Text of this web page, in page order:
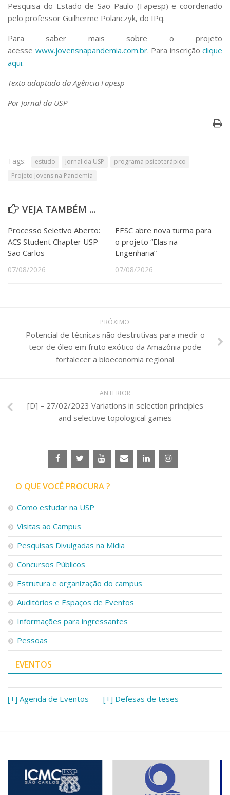
Pesquisa do Estado de São Paulo (Fapesp) e coordenado
pelo professor Guilherme Polanczyk, do IPq.
Para saber mais sobre o projeto
acesse www.jovensnapandemia.com.br. Para inscrição clique
aqui.
Texto adaptado da Agência Fapesp
Por Jornal da USP
Tags: estudo Jornal da USP
programa psicoterápico
Projeto Jovens na Pandemia
VEJA TAMBÉM ...
Processo Seletivo Aberto:
ACS Student Chapter USP
São Carlos
07/08/2026
EESC abre nova turma para
o projeto “Elas na
Engenharia”
07/08/2026
PRÓXIMO
Potencial de técnicas não destrutivas para medir o
teor de óleo em fruto exótico da Amazônia pode
fortalecer a bioeconomia regional
ANTERIOR
[D] – 27/02/2023 Variations in selection principles
and selective topological games
O QUE VOCÊ PROCURA ?
Como estudar na USP
Visitas ao Campus
Pesquisas Divulgadas na Mídia
Concursos Públicos
Estrutura e organização do campus
Auditórios e Espaços de Eventos
Informações para ingressantes
Pessoas
EVENTOS
[+] Agenda de Eventos [+] Defesas de teses